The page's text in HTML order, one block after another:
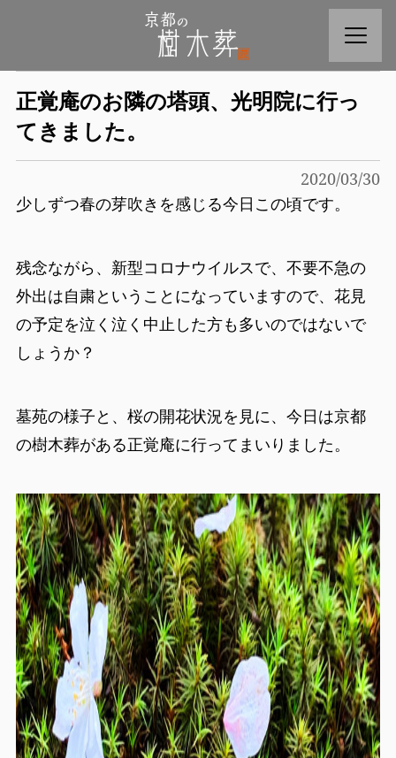
正覚庵のお隣の塔頭、光明院に行っ
てきました。
2020/03/30
少しずつ春の芽吹きを感じる今日この頃です。
残念ながら、新型コロナウイルスで、不要不急の
外出は自粛ということになっていますので、花見
の予定を泣く泣く中止した方も多いのではないで
しょうか？
墓苑の様子と、桜の開花状況を見に、今日は京都
の樹木葬がある正覚庵に行ってまいりました。